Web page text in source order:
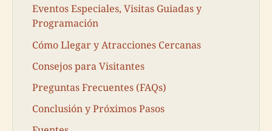
Eventos Especiales, Visitas Guiadas y
Programación
Cómo Llegar y Atracciones Cercanas
Consejos para Visitantes
Preguntas Frecuentes (FAQs)
Conclusión y Próximos Pasos